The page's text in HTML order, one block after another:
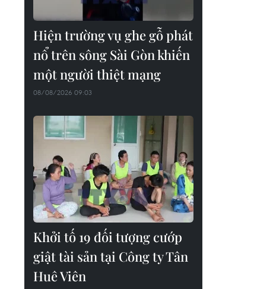
Hiện trường vụ ghe gỗ phát
nổ trên sông Sài Gòn khiến
một người thiệt mạng
08/08/2026 09:03
Khởi tố 19 đối tượng cướp
giật tài sản tại Công ty Tân
Huê Viên